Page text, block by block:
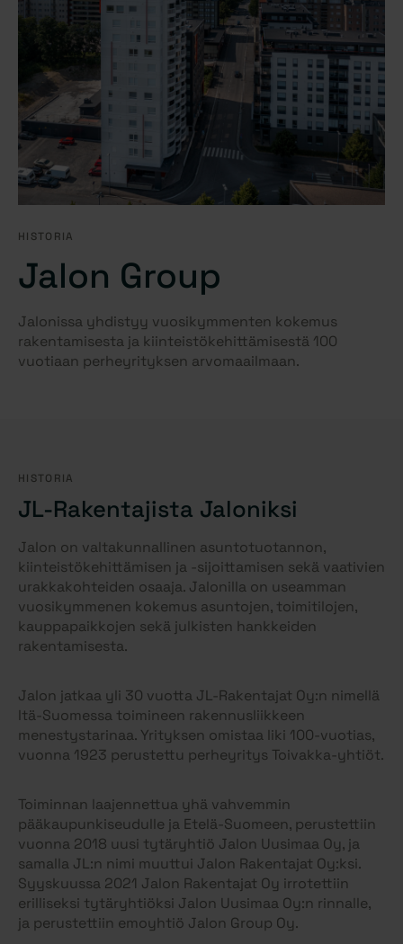
HISTORIA
Jalon Group
Jalonissa yhdistyy vuosikymmenten kokemus
rakentamisesta ja kiinteistökehittämisestä 100
vuotiaan perheyrityksen arvomaailmaan.
HISTORIA
JL-Rakentajista Jaloniksi
Jalon on valtakunnallinen asuntotuotannon,
kiinteistökehittämisen ja -sijoittamisen sekä vaativien
urakkakohteiden osaaja. Jalonilla on useamman
vuosikymmenen kokemus asuntojen, toimitilojen,
kauppapaikkojen sekä julkisten hankkeiden
rakentamisesta.
Jalon jatkaa yli 30 vuotta JL-Rakentajat Oy:n nimellä
Itä-Suomessa toimineen rakennusliikkeen
menestystarinaa. Yrityksen omistaa liki 100-vuotias,
vuonna 1923 perustettu perheyritys Toivakka-yhtiöt.
Toiminnan laajennettua yhä vahvemmin
pääkaupunki­seudulle ja Etelä-Suomeen, perustettiin
vuonna 2018 uusi tytäryhtiö Jalon Uusimaa Oy, ja
samalla JL:n nimi muuttui Jalon Rakentajat Oy:ksi.
Syyskuussa 2021 Jalon Rakentajat Oy irrotettiin
erilliseksi tytäryhtiöksi Jalon Uusimaa Oy:n rinnalle,
ja perustettiin emoyhtiö Jalon Group Oy.